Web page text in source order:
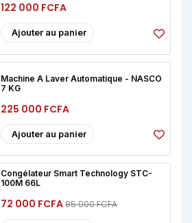
122 000 FCFA
Ajouter au panier
Machine À Laver Automatique - NASCO
7 KG
225 000 FCFA
Ajouter au panier
Congélateur Smart Technology STC-
100M 66L
72 000 FCFA85 000 FCFA